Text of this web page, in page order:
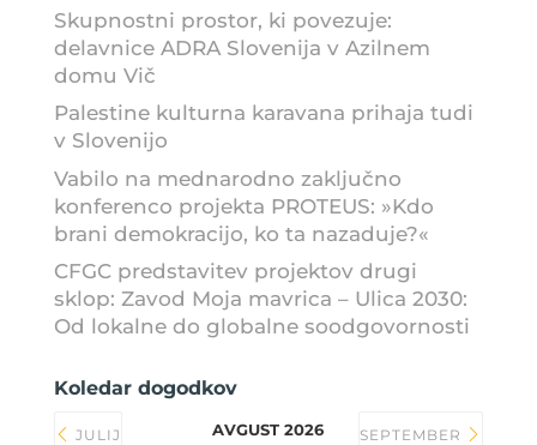
Skupnostni prostor, ki povezuje:
delavnice ADRA Slovenija v Azilnem
domu Vič
Palestine kulturna karavana prihaja tudi
v Slovenijo
Vabilo na mednarodno zaključno
konferenco projekta PROTEUS: »Kdo
brani demokracijo, ko ta nazaduje?«
CFGC predstavitev projektov drugi
sklop: Zavod Moja mavrica – Ulica 2030:
Od lokalne do globalne soodgovornosti
Koledar dogodkov
JULIJ AVGUST 2026 SEPTEMBER